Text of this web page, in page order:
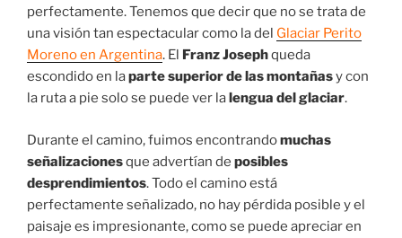
perfectamente. Tenemos que decir que no se trata de
una visión tan espectacular como la del Glaciar Perito
Moreno en Argentina. El Franz Josephqueda
escondido en laparte superior de las montañasy con
la ruta a pie solo se puede ver lalengua del glaciar.
Durante el camino, fuimos encontrandomuchas
señalizacionesque advertían de posibles
desprendimientos. Todo el camino está
perfectamente señalizado, no hay pérdida posible y el
paisaje es impresionante, como se puede apreciar en